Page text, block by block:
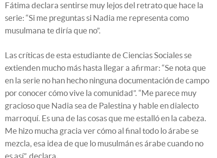
Fátima declara sentirse muy lejos del retrato que hace la
serie: “Si me preguntas si Nadia me representa como
musulmana te diría que no”.
Las críticas de esta estudiante de Ciencias Sociales se
extienden mucho más hasta llegar a afirmar: “Se nota que
en la serie no han hecho ninguna documentación de campo
por conocer cómo vive la comunidad”. “Me parece muy
gracioso que Nadia sea de Palestina y hable en dialecto
marroquí. Es una de las cosas que me estalló en la cabeza.
Me hizo mucha gracia ver cómo al final todo lo árabe se
mezcla, esa idea de que lo musulmán es árabe cuando no
es así”, declara.